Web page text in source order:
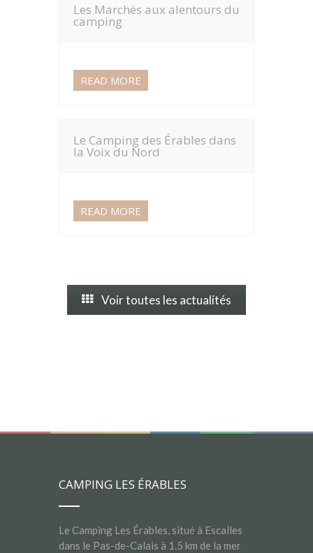
Les Marchés aux alentours du
camping
READ MORE
Le Camping des Érables dans
la Voix du Nord
READ MORE
Voir toutes les actualités
CAMPING LES ÉRABLES
Le Camping Les Érables, situé à Escalles
dans le Pas-de-Calais à 1.5 km de la mer